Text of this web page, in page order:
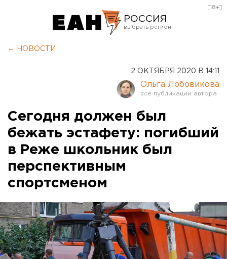
РОССИЯ
Курган
Оренбург
[18+]
← НОВОСТИ
2 ОКТЯБРЯ 2020 В 14:11
Ольга Лобовикова
Сегодня должен был
бежать эстафету: погибший
в Реже школьник был
перспективным
спортсменом